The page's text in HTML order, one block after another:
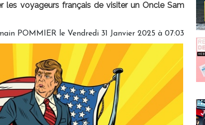
les voyageurs français de visiter un Oncle Sam
POMMIER le Vendredi 31 Janvier 2025 à 07:03